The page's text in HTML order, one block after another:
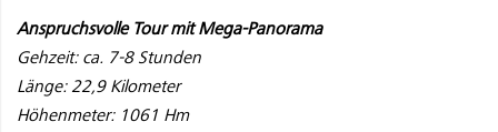
Anspruchsvolle Tour mit Mega-Panorama
Gehzeit: ca. 7-8 Stunden
Länge: 22,9 Kilometer
Höhenmeter: 1061 Hm